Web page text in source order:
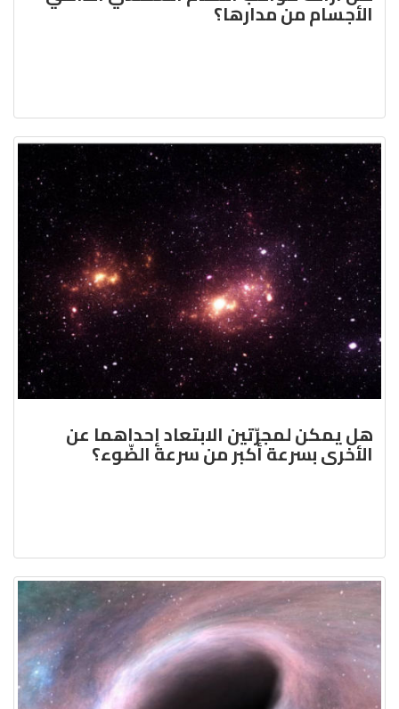
الأجسام من مدارها؟
هل يمكن لمجرّتين الابتعاد إحداهما عن
الأخرى بسرعة أكبر من سرعة الضّوء؟